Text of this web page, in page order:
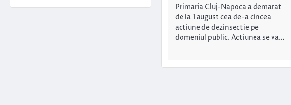
Primaria Cluj-Napoca a demarat
de la 1 august cea de-a cincea
actiune de dezinsectie pe
domeniul public. Actiunea se va…